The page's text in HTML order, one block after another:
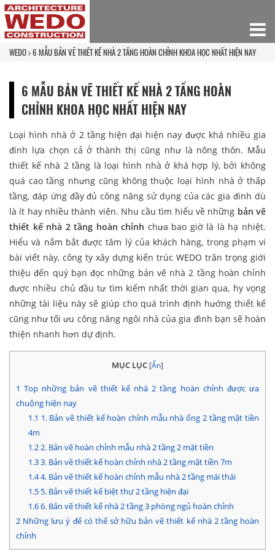
WEDO 6 MẪU BẢN VẼ THIẾT KẾ NHÀ 2 TẦNG HOÀN CHỈNH KHOA HỌC NHẤT HIỆN NAY
6 MẪU BẢN VẼ THIẾT KẾ NHÀ 2 TẦNG HOÀN
CHỈNH KHOA HỌC NHẤT HIỆN NAY
Loại hình nhà ở 2 tầng hiện đại hiện nay được khá nhiều gia
đình lựa chọn cả ở thành thị cũng như là nông thôn. Mẫu
thiết kế nhà 2 tầng là loại hình nhà ở khá hợp lý, bởi không
quá cao tầng nhưng cũng không thuộc loại hình nhà ở thấp
tầng, đáp ứng đầy đủ công năng sử dụng của các gia đình dù
là ít hay nhiều thành viên. Nhu cầu tìm hiểu về những bản vẽ
thiết kế nhà 2 tầng hoàn chỉnh chưa bao giờ là là hạ nhiệt.
Hiểu và nắm bắt được tâm lý của khách hàng, trong phạm vi
bài viết này, công ty xây dựng kiến trúc WEDO trân trọng giới
thiệu đến quý bạn đọc những bản vẽ nhà 2 tầng hoàn chỉnh
được nhiều chủ đầu tư tìm kiếm nhất thời gian qua, hy vọng
những tài liệu này sẽ giúp cho quá trình định hướng thiết kế
cũng như tối ưu công năng ngôi nhà của gia đình bạn sẽ hoàn
thiện nhanh hơn dự định.
MỤC LỤC [Ẩn]
1 Top những bản vẽ thiết kế nhà 2 tầng hoàn chỉnh được ưa
chuộng hiện nay
1.1 1. Bản vẽ thiết kế hoàn chỉnh mẫu nhà ống 2 tầng mặt tiền
4m
1.22. Bản vẽ hoàn chỉnh mẫu nhà 2 tầng 2 mặt tiền
1.33. Bản vẽ thiết kế hoàn chỉnh nhà 2 tầng mặt tiền 7m
1.44. Bản vẽ thiết kế hoàn chỉnh mẫu nhà 2 tầng mái thái
1.55. Bản vẽ thiết kế biệt thự 2 tầng hiện đại
1.66. Bản vẽ thiết kế nhà 2 tầng 3 phòng ngủ hoàn chỉnh
2 Những lưu ý để có thể sở hữu bản vẽ thiết kế nhà 2 tầng hoàn
chỉnh